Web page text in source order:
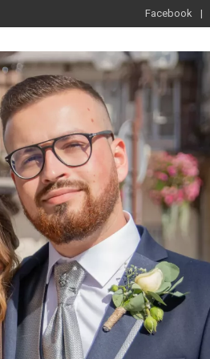
Facebook